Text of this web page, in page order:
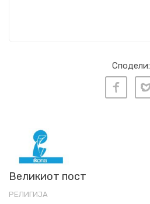
Сподели:
Великиот пост
РЕЛИГИЈА